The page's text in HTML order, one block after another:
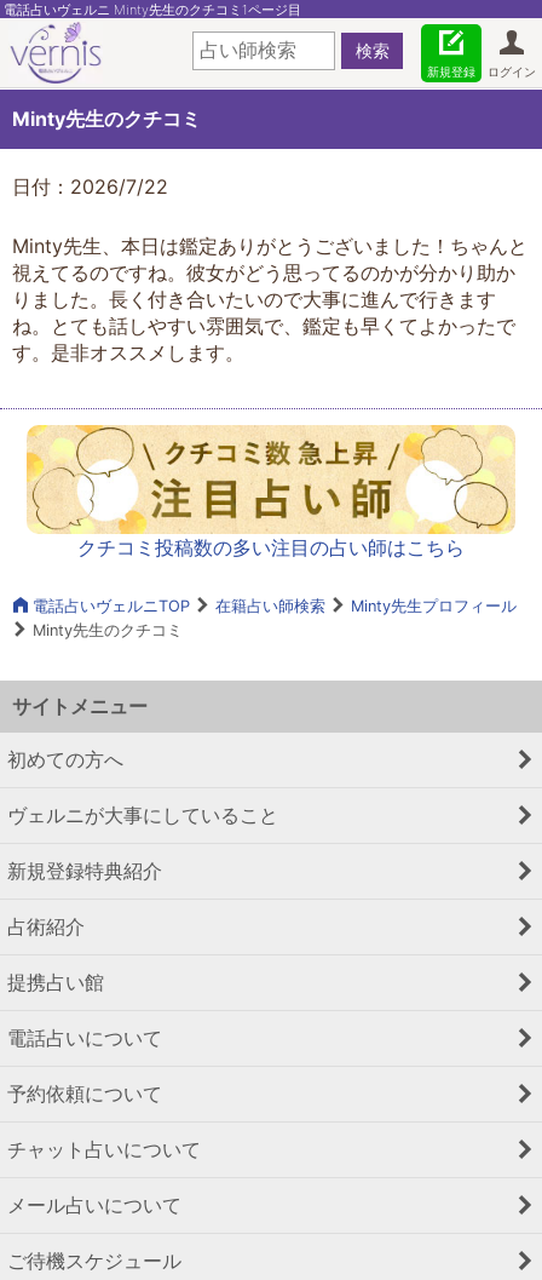
電話占いヴェルニ Minty先生のクチコミ1ページ目
ログイン
新規登録
Minty先生のクチコミ
日付：2026/7/22
Minty先生、本日は鑑定ありがとうございました！ちゃんと
視えてるのですね。彼女がどう思ってるのかが分かり助か
りました。長く付き合いたいので大事に進んで行きます
ね。とても話しやすい雰囲気で、鑑定も早くてよかったで
す。是非オススメします。
クチコミ投稿数の多い注目の占い師はこちら
電話占いヴェルニTOP 在籍占い師検索
Minty先生プロフィール
Minty先生のクチコミ
サイトメニュー
初めての方へ
ヴェルニが大事にしていること
新規登録特典紹介
占術紹介
提携占い館
電話占いについて
予約依頼について
チャット占いについて
メール占いについて
ご待機スケジュール